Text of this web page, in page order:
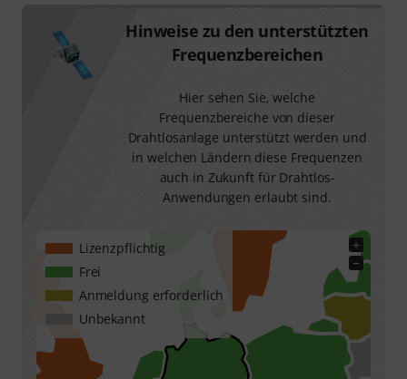
Hinweise zu den unterstützten
Frequenzbereichen
Hier sehen Sie, welche
Frequenzbereiche von dieser
Drahtlosanlage unterstützt werden und
in welchen Ländern diese Frequenzen
auch in Zukunft für Drahtlos-
Anwendungen erlaubt sind.
+
−
Lizenzpflichtig
Frei
Anmeldung erforderlich
Unbekannt